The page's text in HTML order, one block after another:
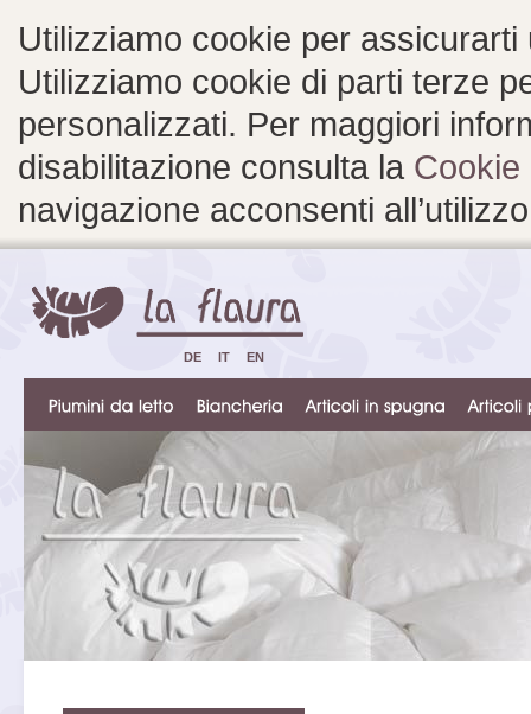
Utilizziamo cookie per
Utilizziamo cookie di parti terze
personalizzati. Per maggiori
disabilitazione consulta la Cookie
navigazione acconsenti
DE IT EN